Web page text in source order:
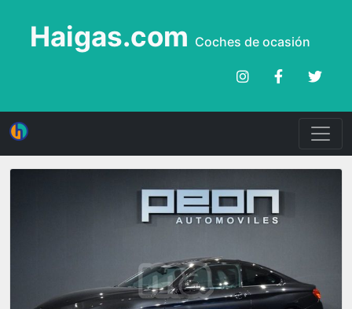
Haigas.com Coches de ocasión